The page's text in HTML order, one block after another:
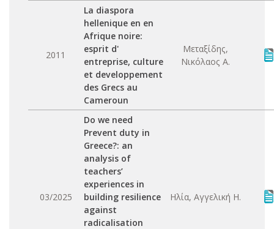
2011
La diaspora
hellenique en en
Afrique noire:
esprit d'
entreprise, culture
et developpement
des Grecs au
Cameroun
Μεταξίδης,
Νικόλαος Α.
03/2025
Do we need
Prevent duty in
Greece?: an
analysis of
teachers’
experiences in
building resilience
against
radicalisation
Ηλία, Αγγελική Η.